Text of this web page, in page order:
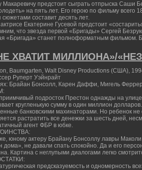
Макаревичу предстоит сыграть отпрыска Саши
на пять лет. Его герою по фильму всего
сюжетами составит десять лет.
Екатерине Гусевой предстоит
что звезда первой «Бригады» Сергей
«Бригада» станет полноформатным фильмом.
ХВАТИТ МИЛЛИОНА»/
Baumgarten, Walt Disney Productions (США),
Руперт Уэйнрайт
Брайан Бонсолл, Карен Даффи, Мигель
подросток Престон однажды на
кругленькую сумму в один миллион
банковскими махинаторами. Но ребенок не
растратить все денежки за шесть дней,
агент ФБР в юбке.
юному актеру Брайану Бонсоллу лавры
дома», не давали спать спокойно. Да и его
Картина с неглупыми диалогами легко
предсказуемость и одномерность